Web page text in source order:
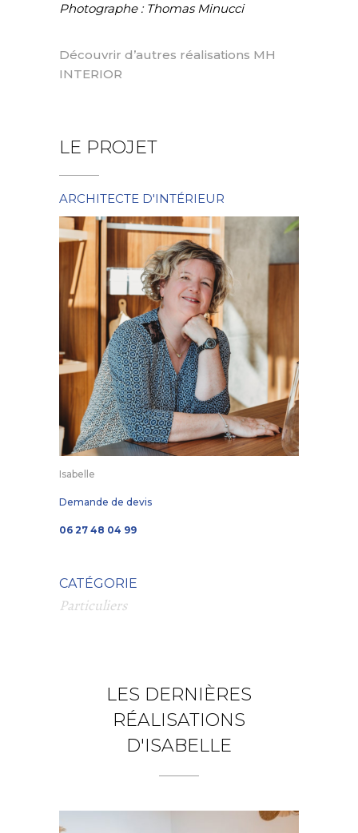
Photographe : Thomas Minucci
Découvrir d’autres réalisations MH
INTERIOR
LE PROJET
ARCHITECTE D'INTÉRIEUR
Isabelle
Demande de devis
06 27 48 04 99
CATÉGORIE
Particuliers
LES DERNIÈRES
RÉALISATIONS
D'ISABELLE